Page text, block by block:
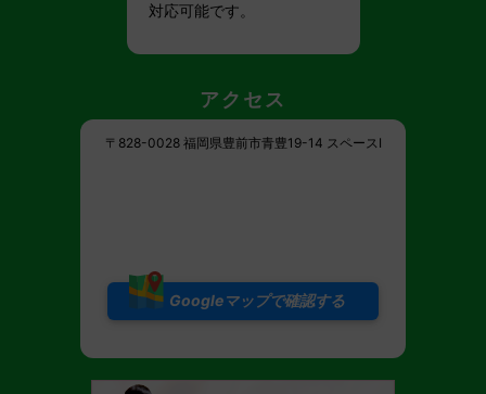
対応可能です。
アクセス
〒828-0028 福岡県豊前市青豊19-14 スペースI
Googleマップで確認する